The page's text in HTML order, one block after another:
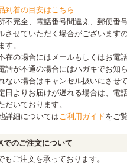
到着の目安はこちら
不完全、電話番号間違え、郵便番
させていただく場合がございます
す。
在の場合にはメールもしくはお電
話が不通の場合にはハガキでお知
ない場合はキャンセル扱いにさせ
日よりお届けが遅れる場合は、電
だいております。
詳細についてはご利用ガイドをご
でのご注文について
もご注文を承っております。